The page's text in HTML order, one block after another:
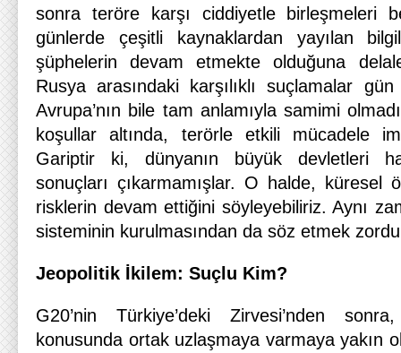
sonra teröre karşı ciddiyetle birleşmeleri
günlerde çeşitli kaynaklardan yayılan
şüphelerin devam etmekte olduğuna
Rusya arasındaki karşılıklı suçlamalar
Avrupa’nın bile tam anlamıyla samimi
koşullar altında, terörle etkili mücadele
Gariptir ki, dünyanın büyük devletleri
sonuçları çıkarmamışlar. O halde, küresel
risklerin devam ettiğini söyleyebiliriz. Aynı
sisteminin kurulmasından da söz etmek
Jeopolitik İkilem: Suçlu Kim?
G20’nin Türkiye’deki Zirvesi’nden
konusunda ortak uzlaşmaya varmaya yakın